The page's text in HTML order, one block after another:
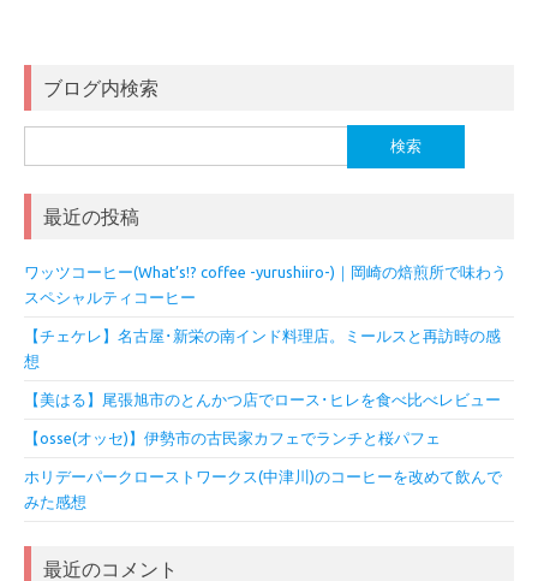
ブログ内検索
索:
最近の投稿
ワッツコーヒー(What’s!? coffee -yurushiiro-)｜岡崎の焙煎所で味わう
スペシャルティコーヒー
【チェケレ】名古屋･新栄の南インド料理店。ミールスと再訪時の感
想
【美はる】尾張旭市のとんかつ店でロース･ヒレを食べ比べレビュー
【osse(オッセ)】伊勢市の古民家カフェでランチと桜パフェ
ホリデーパークローストワークス(中津川)のコーヒーを改めて飲んで
みた感想
最近のコメント